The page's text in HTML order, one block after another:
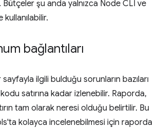
Bütçeler şu anda yalnızca Node CLI ve
bağlantıları
ilgili bulduğu sorunların bazıları
satırına kadar izlenebilir. Raporda,
tam olarak neresi olduğu belirtilir. Bu
kolayca incelenebilmesi için raporda